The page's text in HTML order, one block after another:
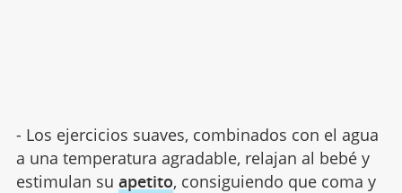
- Los ejercicios suaves, combinados con el agua
a una temperatura agradable, relajan al bebé y
estimulan su apetito, consiguiendo que coma y